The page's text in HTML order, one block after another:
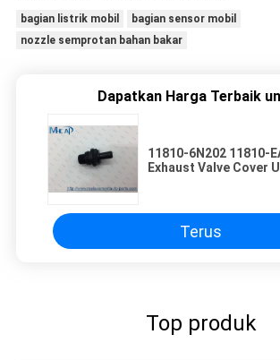
bagian listrik mobil
bagian sensor mobil
nozzle semprotan bahan bakar
Dapatkan Harga Terbaik
11810-6N202 11810-
Exhaust Valve Cover
Terus
Top produk